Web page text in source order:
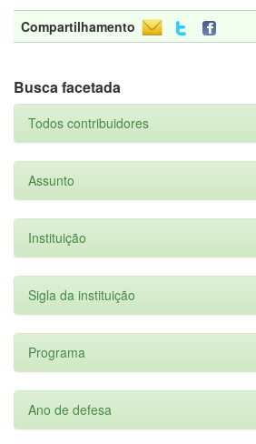
Compartilhamento
Busca facetada
Todos contribuidores
Assunto
Instituição
Sigla da instituição
Programa
Ano de defesa